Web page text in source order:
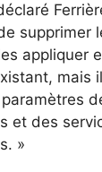
supprimer
appliquer
mais
et des
»